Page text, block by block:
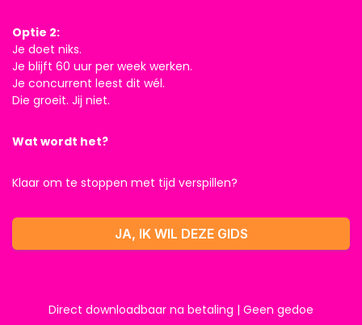
Optie 2:
Je doet niks.
Je blijft 60 uur per week werken.
Je concurrent leest dit wél.
Die groeit. Jij niet.
Wat wordt het?
Klaar om te stoppen met tijd verspillen?
JA, IK WIL DEZE GIDS
Direct downloadbaar na betaling | Geen gedoe